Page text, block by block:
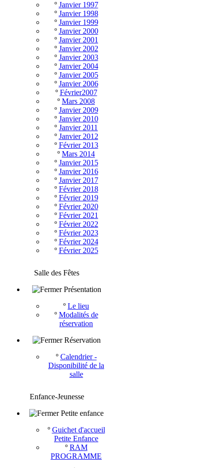
º Janvier 1997
º Janvier 1998
º Janvier 1999
º Janvier 2000
º Janvier 2001
º Janvier 2002
º Janvier 2003
º Janvier 2004
º Janvier 2005
º Janvier 2006
º Février2007
º Mars 2008
º Janvier 2009
º Janvier 2010
º Janvier 2011
º Janvier 2012
º Février 2013
º Mars 2014
º Janvier 2015
º Janvier 2016
º Janvier 2017
º Février 2018
º Février 2019
º Février 2020
º Février 2021
º Février 2022
º Février 2023
º Février 2024
º Février 2025
Salle des Fêtes
Présentation
º Le lieu
º Modalités de
réservation
Réservation
º Calendrier -
Disponibilité de la
salle
Enfance-Jeunesse
Petite enfance
º Guichet d'accueil
Petite Enfance
º RAM
PROGRAMME